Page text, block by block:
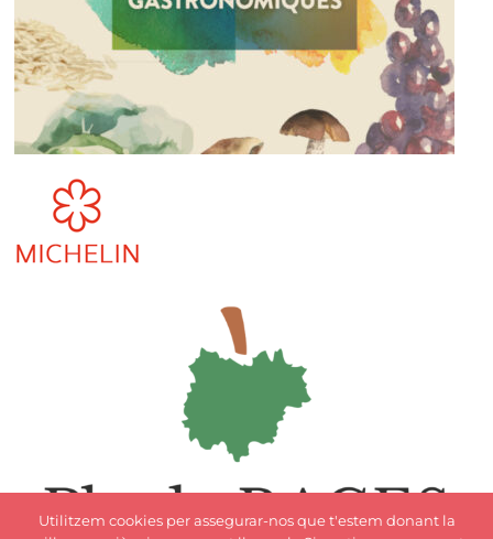
Utilitzem cookies per assegurar-nos que t'estem donant la